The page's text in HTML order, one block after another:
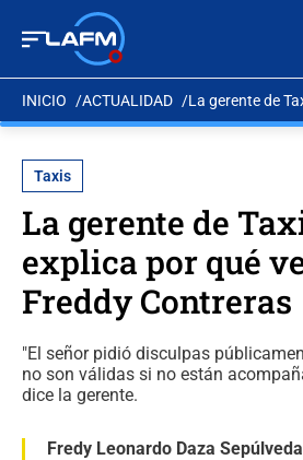
INICIO ACTUALIDAD La gerente de
Taxis
La gerente de
explica por qué
Freddy Contreras
"El señor pidió disculpas
no son válidas si no están
dice la gerente.
Fredy Leonardo Daza Sepúlveda